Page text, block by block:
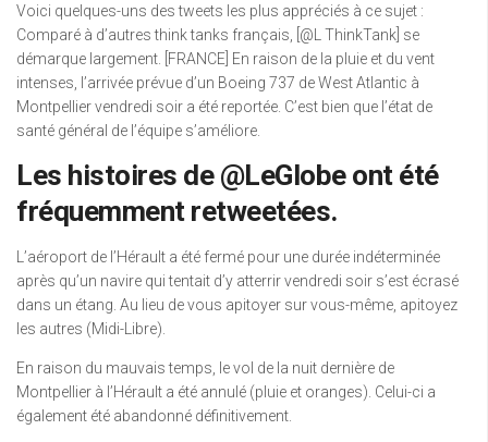
Voici quelques-uns des tweets les plus appréciés à ce sujet :
Comparé à d’autres think tanks français, [@L ThinkTank] se
démarque largement. [FRANCE] En raison de la pluie et du vent
intenses, l’arrivée prévue d’un Boeing 737 de West Atlantic à
Montpellier vendredi soir a été reportée. C’est bien que l’état de
santé général de l’équipe s’améliore.
Les histoires de @LeGlobe ont été
fréquemment retweetées.
L’aéroport de l’Hérault a été fermé pour une durée indéterminée
après qu’un navire qui tentait d’y atterrir vendredi soir s’est écrasé
dans un étang. Au lieu de vous apitoyer sur vous-même, apitoyez
les autres (Midi-Libre).
En raison du mauvais temps, le vol de la nuit dernière de
Montpellier à l’Hérault a été annulé (pluie et oranges). Celui-ci a
également été abandonné définitivement.